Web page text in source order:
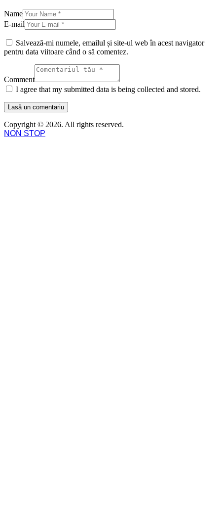
Name
E-mail
Salvează-mi numele, emailul și site-ul web în acest navigator
pentru data viitoare când o să comentez.
Comment
I agree that my submitted data is being collected and stored.
Copyright © 2026. All rights reserved.
NON STOP